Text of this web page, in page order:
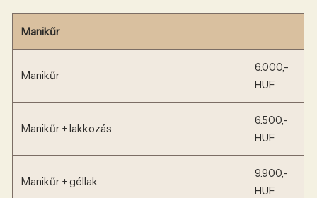
Manikűr
Manikűr
6.000,-
HUF
Manikűr + lakkozás
6.500,-
HUF
Manikűr + géllak
9.900,-
HUF